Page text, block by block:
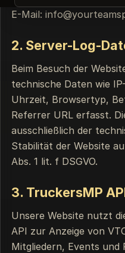
E-Mail:
2. Server-Log-
Beim Besuch der
technische Daten wie
Uhrzeit, Browsertyp,
Referrer URL erfasst.
ausschließlich der
Stabilität der Website
Abs. 1 lit. f DSGVO.
3. TruckersMP
Unsere Website nutzt
API zur Anzeige von
Mitgliedern, Events und